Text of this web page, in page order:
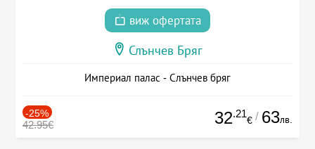
виж офертата
Слънчев Бряг
Империал палас - Слънчев бряг
-25%
42.95€ 32.21
€ / 63лв.